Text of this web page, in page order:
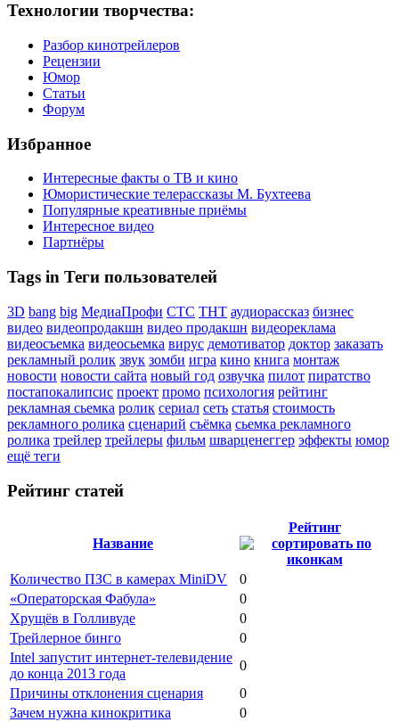
Технологии творчества:
Разбор кинотрейлеров
Рецензии
Юмор
Статьи
Форум
Избранное
Интересные факты о ТВ и кино
Юмористические телерассказы М. Бухтеева
Популярные креативные приёмы
Интересное видео
Партнёры
Tags in Теги пользователей
3D bang big МедиаПрофи СТС ТНТ аудиорассказ бизнес
видео видеопродакшн видео продакшн видеореклама
видеосъемка видеосьемка вирус демотиватор доктор заказать
рекламный ролик звук зомби игра кино книга монтаж
новости новости сайта новый год озвучка пилот пиратство
постапокалипсис проект промо психология рейтинг
рекламная сьемка ролик сериал сеть статья стоимость
рекламного ролика сценарий съёмка сьемка рекламного
ролика трейлер трейлеры фильм шварценеггер эффекты юмор
ещё теги
Рейтинг статей
Название
Рейтинг
Количество ПЗС в камерах MiniDV
0
«Операторская Фабула»
0
Хрущёв в Голливуде
0
Трейлерное бинго
0
Intel запустит интернет-телевидение
до конца 2013 года
0
Причины отклонения сценария
0
Зачем нужна кинокритика
0